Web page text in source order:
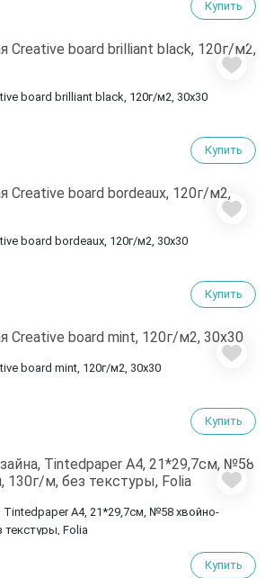
Купить
board brilliant black, 120г/м2, 30х30
Купить
board bordeaux, 120г/м2, 30х30
Купить
board mint, 120г/м2, 30х30
Купить
Tintedpaper А4, 21*29,7см, №58 хвойно-
текстуры, Folia
Купить